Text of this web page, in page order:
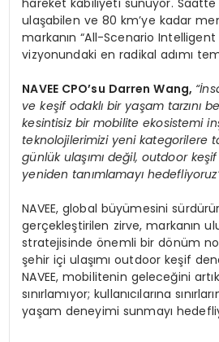
hareket kabiliyeti sunuyor. Saatte
ulaşabilen ve 80 km’ye kadar
markanın “All-Scenario Intelligent
vizyonundaki en radikal adımı
NAVEE CPO’su Darren Wang, “
ve keşif odaklı bir yaşam tarzını
kesintisiz bir mobilite ekosistemi
teknolojilerimizi yeni kategorilere
günlük ulaşımı değil, outdoor
yeniden tanımlamayı hedefliyoruz”
NAVEE, global büyümesini
gerçekleştirilen zirve, markanın
stratejisinde önemli bir dönüm
şehir içi ulaşımı outdoor keşif
NAVEE, mobilitenin geleceğini
sınırlamıyor; kullanıcılarına
yaşam deneyimi sunmayı